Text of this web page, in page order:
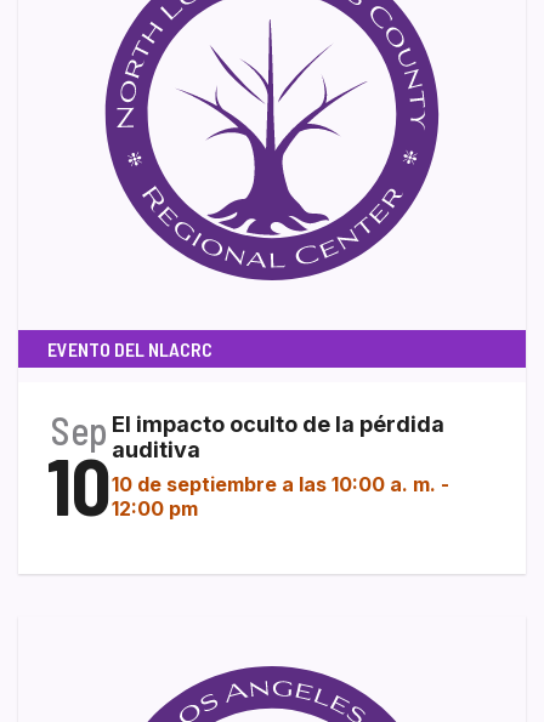
EVENTO DEL NLACRC
Sep
10
El impacto oculto de la pérdida
auditiva
10 de septiembre a las 10:00 a. m. -
12:00 pm